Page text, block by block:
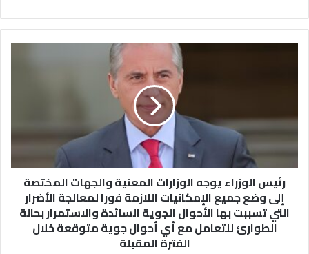
ل
و
ز
ر
رئيس الوزراء يوجه الوزارات المعنية والجهات المختصة
إلى وضع جميع الإمكانيات اللازمة فورا لمعالجة الأضرار
التي تسببت بها الأحوال الجوية السائدة والاستمرار بحالة
الطوارئ للتعامل مع أي أحوال جوية متوقعة خلال
الفترة المقبلة